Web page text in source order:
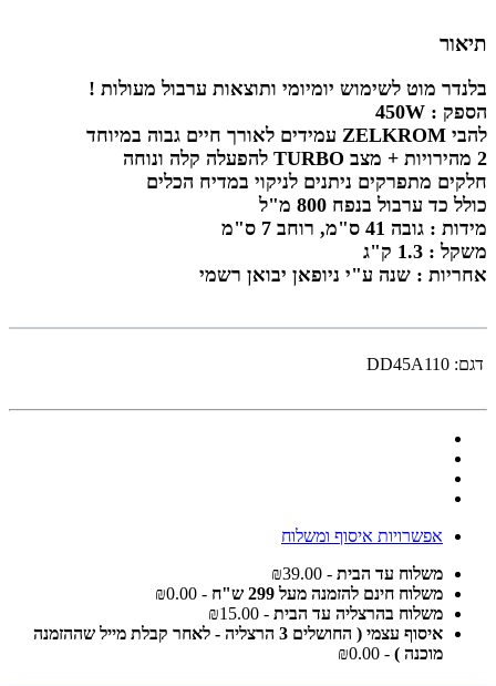
תיאור
בלנדר מוט לשימוש יומיומי ותוצאות ערבול מעולות !
הספק : 450W
להבי ZELKROM עמידים לאורך חיים גבוה במיוחד
2 מהירויות + מצב TURBO להפעלה קלה ונוחה
חלקים מתפרקים ניתנים לניקוי במדיח הכלים
כולל כד ערבול בנפח 800 מ"ל
מידות : גובה 41 ס"מ,
רוחב 7 ס"מ
משקל : 1.3 ק"ג
אחריות : שנה ע"י ניופאן יבואן רשמי
דגם: DD45A110
אפשרויות איסוף ומשלוח
משלוח עד הבית - ₪39.00
משלוח חינם להזמנה מעל 299 ש"ח
- ₪0.00
משלוח בהרצליה עד הבית - ₪15.00
איסוף עצמי ( החושלים 3 הרצליה - לאחר קבלת מייל שההזמנה
מוכנה ) - ₪0.00